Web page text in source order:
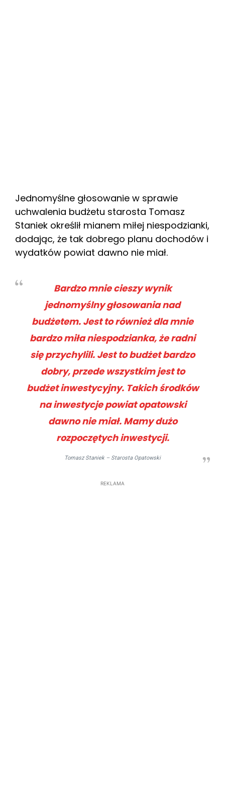
Jednomyślne głosowanie w sprawie
uchwalenia budżetu starosta Tomasz
Staniek określił mianem miłej niespodzianki,
dodając, że tak dobrego planu dochodów i
wydatków powiat dawno nie miał.
Bardzo mnie cieszy wynik
jednomyślny głosowania nad
budżetem. Jest to również dla mnie
bardzo miła niespodzianka, że radni
się przychylili. Jest to budżet bardzo
dobry, przede wszystkim jest to
budżet inwestycyjny. Takich środków
na inwestycje powiat opatowski
dawno nie miał. Mamy dużo
rozpoczętych inwestycji.
Tomasz Staniek– Starosta Opatowski
REKLAMA